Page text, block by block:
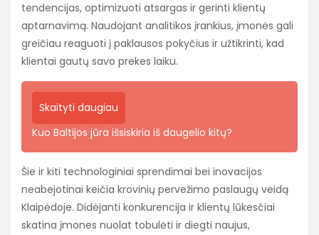
tendencijas, optimizuoti atsargas ir gerinti klientų
aptarnavimą. Naudojant analitikos įrankius, įmonės gali
greičiau reaguoti į paklausos pokyčius ir užtikrinti, kad
klientai gautų savo prekes laiku.
Skaityti daugiau
Kuo Baltijos jūra išsiskiria iš daugelio kitų?
Šie ir kiti technologiniai sprendimai bei inovacijos
neabejotinai keičia krovinių pervežimo paslaugų veidą
Klaipėdoje. Didėjanti konkurencija ir klientų lūkesčiai
skatina įmones nuolat tobulėti ir diegti naujus,